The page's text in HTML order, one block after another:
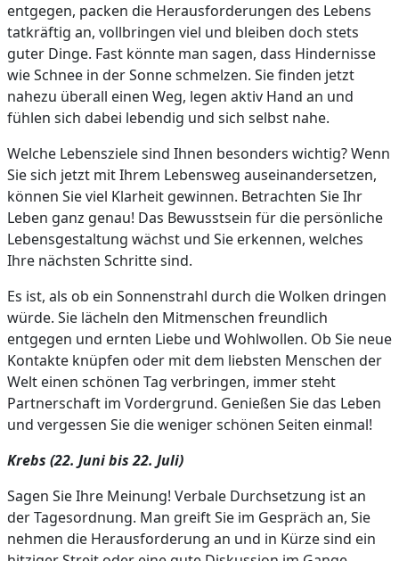
entgegen, packen die Herausforderungen des Lebens
tatkräftig an, vollbringen viel und bleiben doch stets
guter Dinge. Fast könnte man sagen, dass Hindernisse
wie Schnee in der Sonne schmelzen. Sie finden jetzt
nahezu überall einen Weg, legen aktiv Hand an und
fühlen sich dabei lebendig und sich selbst nahe.
Welche Lebensziele sind Ihnen besonders wichtig? Wenn
Sie sich jetzt mit Ihrem Lebensweg auseinandersetzen,
können Sie viel Klarheit gewinnen. Betrachten Sie Ihr
Leben ganz genau! Das Bewusstsein für die persönliche
Lebensgestaltung wächst und Sie erkennen, welches
Ihre nächsten Schritte sind.
Es ist, als ob ein Sonnenstrahl durch die Wolken dringen
würde. Sie lächeln den Mitmenschen freundlich
entgegen und ernten Liebe und Wohlwollen. Ob Sie neue
Kontakte knüpfen oder mit dem liebsten Menschen der
Welt einen schönen Tag verbringen, immer steht
Partnerschaft im Vordergrund. Genießen Sie das Leben
und vergessen Sie die weniger schönen Seiten einmal!
Krebs (22. Juni bis 22. Juli)
Sagen Sie Ihre Meinung! Verbale Durchsetzung ist an
der Tagesordnung. Man greift Sie im Gespräch an, Sie
nehmen die Herausforderung an und in Kürze sind ein